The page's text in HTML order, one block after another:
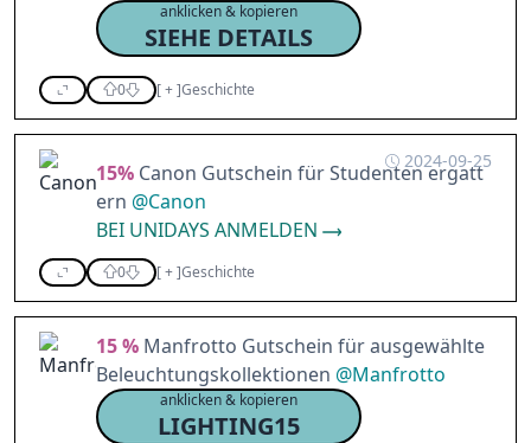
anklicken & kopieren
SIEHE DETAILS
0 [+]Geschichte
2024-09-25
15% Canon Gutschein für Studenten ergatt
ern @Canon
BEI UNIDAYS ANMELDEN
0 [+]Geschichte
15 % Manfrotto Gutschein für ausgewählte
Beleuchtungskollektionen @Manfrotto
anklicken & kopieren
LIGHTING15